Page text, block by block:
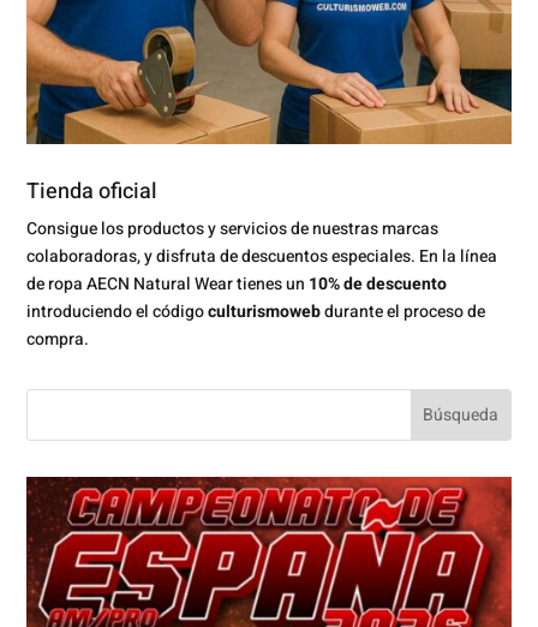
Tienda oficial
Consigue los productos y servicios de nuestras marcas
colaboradoras, y disfruta de descuentos especiales. En la línea
de ropa AECN Natural Wear tienes un 10% de descuento
introduciendo el códigoculturismowebdurante el proceso de
compra.